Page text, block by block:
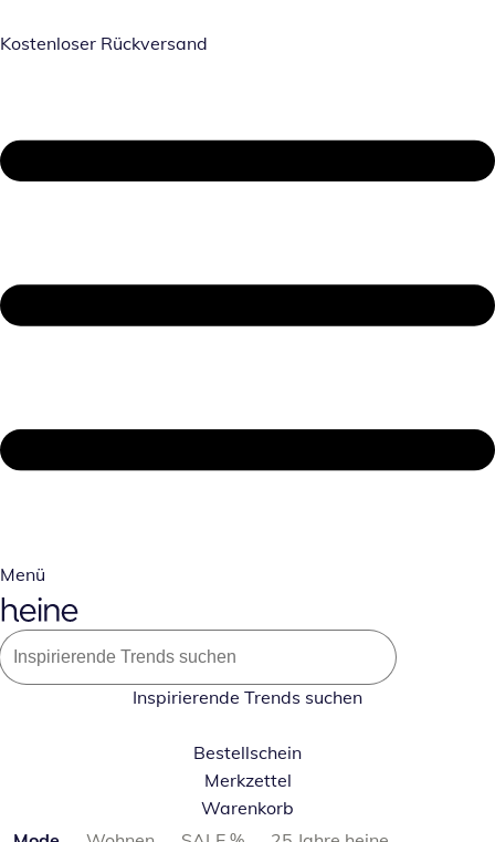
Kostenloser Rückversand
Menü
Inspirierende Trends suchen
Bestellschein
Merkzettel
Warenkorb
Produktkategorien überspringen